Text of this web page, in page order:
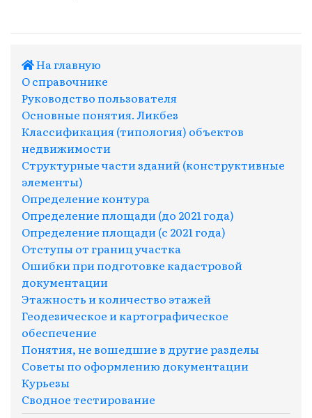
На главную
О справочнике
Руководство пользователя
Основные понятия. Ликбез
Классификация (типология) объектов
недвижимости
Структурные части зданий (конструктивные
элементы)
Определение контура
Определение площади (до 2021 года)
Определение площади (с 2021 года)
Отступы от границ участка
Ошибки при подготовке кадастровой
документации
Этажность и количество этажей
Геодезическое и картографическое
обеспечение
Понятия, не вошедшие в другие разделы
Советы по оформлению документации
Курьезы
Сводное тестирование